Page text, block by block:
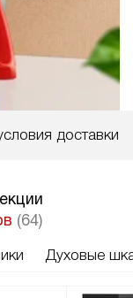
доставки
(64)
Духовые